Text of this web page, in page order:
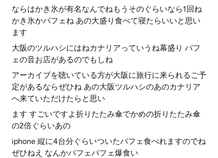
ならはかき氷が有名なんでねもうそのぐらいなら1回ね
かき氷かパフェね あの大盛り食べて寝たらいいと思い
ます
大阪のツルハシにはねカナリアっていうね幕盛り パフ
ェの音お店があるのでもしね
アーカイブを聴いている方が大阪に旅行に来られるご予
定があるならぜひね あの大阪ツルハシのあのカナリア
へ来ていただけたらと思い
ます すごいですよ折りたたみ傘でかめの折りたたみ傘
の2倍ぐらいあの
iphone 縦に4台分ぐらいついたパフェ食べれますのでね
ぜひねえ なんかパフェパフェ爆食い